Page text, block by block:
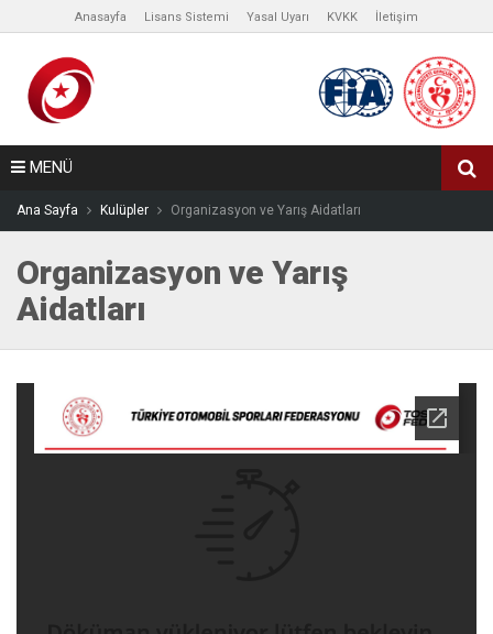
Anasayfa Lisans Sistemi Yasal Uyarı KVKK İletişim
MENÜ
Ana Sayfa Kulüpler Organizasyon ve Yarış Aidatları
Organizasyon ve Yarış
Aidatları